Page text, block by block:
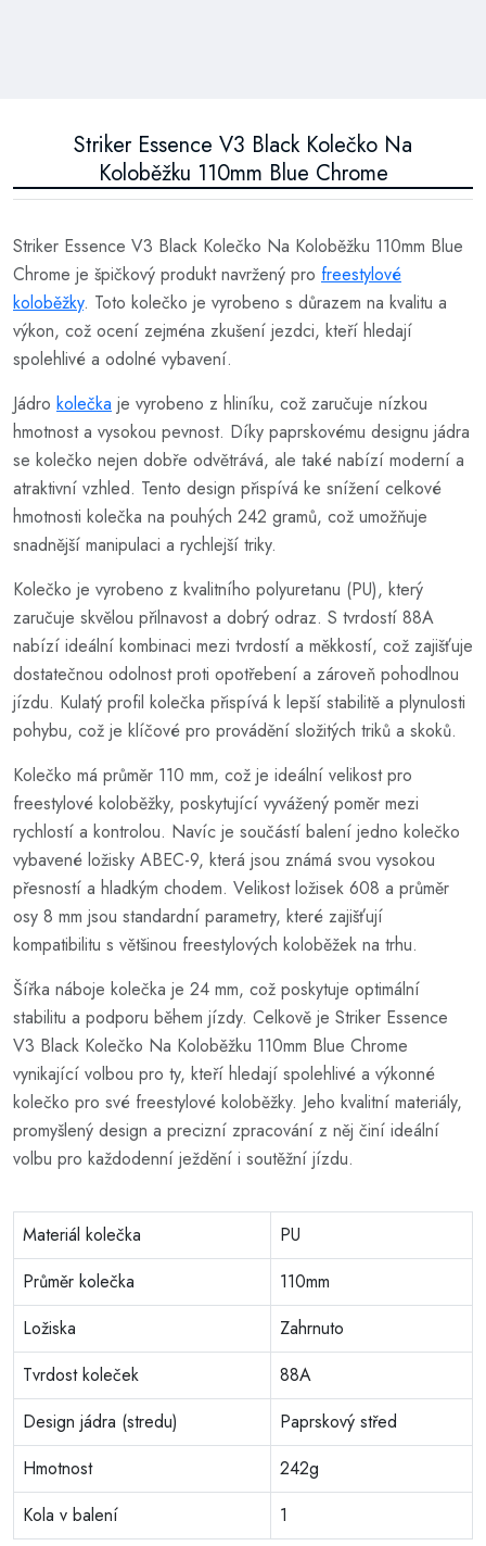
Striker Essence V3 Black Kolečko Na
Koloběžku 110mm Blue Chrome
Striker Essence V3 Black Kolečko Na Koloběžku 110mm Blue
Chrome je špičkový produkt navržený pro freestylové
koloběžky. Toto kolečko je vyrobeno s důrazem na kvalitu a
výkon, což ocení zejména zkušení jezdci, kteří hledají
spolehlivé a odolné vybavení.
Jádro kolečka je vyrobeno z hliníku, což zaručuje nízkou
hmotnost a vysokou pevnost. Díky paprskovému designu jádra
se kolečko nejen dobře odvětrává, ale také nabízí moderní a
atraktivní vzhled. Tento design přispívá ke snížení celkové
hmotnosti kolečka na pouhých 242 gramů, což umožňuje
snadnější manipulaci a rychlejší triky.
Kolečko je vyrobeno z kvalitního polyuretanu (PU), který
zaručuje skvělou přilnavost a dobrý odraz. S tvrdostí 88A
nabízí ideální kombinaci mezi tvrdostí a měkkostí, což zajišťuje
dostatečnou odolnost proti opotřebení a zároveň pohodlnou
jízdu. Kulatý profil kolečka přispívá k lepší stabilitě a plynulosti
pohybu, což je klíčové pro provádění složitých triků a skoků.
Kolečko má průměr 110 mm, což je ideální velikost pro
freestylové koloběžky, poskytující vyvážený poměr mezi
rychlostí a kontrolou. Navíc je součástí balení jedno kolečko
vybavené ložisky ABEC-9, která jsou známá svou vysokou
přesností a hladkým chodem. Velikost ložisek 608 a průměr
osy 8 mm jsou standardní parametry, které zajišťují
kompatibilitu s většinou freestylových koloběžek na trhu.
Šířka náboje kolečka je 24 mm, což poskytuje optimální
stabilitu a podporu během jízdy. Celkově je Striker Essence
V3 Black Kolečko Na Koloběžku 110mm Blue Chrome
vynikající volbou pro ty, kteří hledají spolehlivé a výkonné
kolečko pro své freestylové koloběžky. Jeho kvalitní materiály,
promyšlený design a precizní zpracování z něj činí ideální
volbu pro každodenní ježdění i soutěžní jízdu.
Materiál kolečka
PU
Průměr kolečka
110mm
Ložiska
Zahrnuto
Tvrdost koleček
88A
Design jádra (stredu)
Paprskový střed
Hmotnost
242g
Kola v balení
1